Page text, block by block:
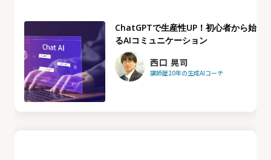
ChatGPTで生産性UP！初心者から始め
るAIコミュニケーション
西口 晃司
講師歴20年の生成AIコーチ